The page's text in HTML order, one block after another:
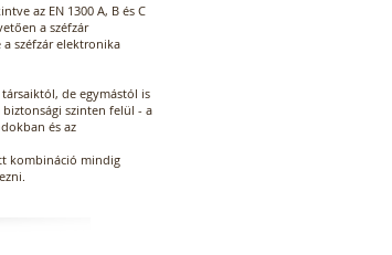
az EN 1300 A, B és C
a széfzár
széfzár elektronika
de egymástól is
szinten felül - a
és az
kombináció mindig